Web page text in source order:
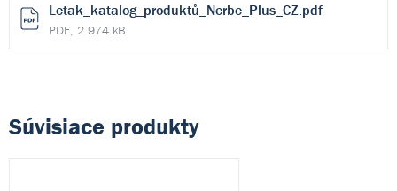
Letak_katalog_produktů_Nerbe_Plus_CZ.pdf
PDF, 2 974 kB
Súvisiace produkty